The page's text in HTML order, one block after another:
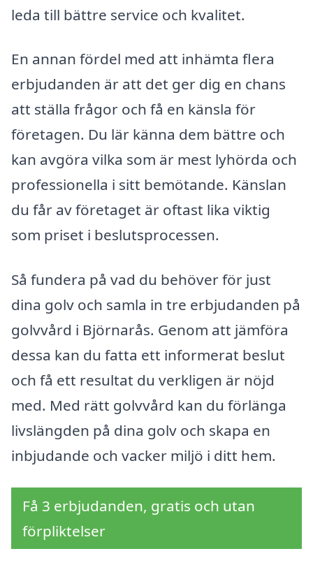
leda till bättre service och kvalitet.
En annan fördel med att inhämta flera
erbjudanden är att det ger dig en chans
att ställa frågor och få en känsla för
företagen. Du lär känna dem bättre och
kan avgöra vilka som är mest lyhörda och
professionella i sitt bemötande. Känslan
du får av företaget är oftast lika viktig
som priset i beslutsprocessen.
Så fundera på vad du behöver för just
dina golv och samla in tre erbjudanden på
golvvård i Björnarås. Genom att jämföra
dessa kan du fatta ett informerat beslut
och få ett resultat du verkligen är nöjd
med. Med rätt golvvård kan du förlänga
livslängden på dina golv och skapa en
inbjudande och vacker miljö i ditt hem.
Få 3 erbjudanden, gratis och utan
förpliktelser